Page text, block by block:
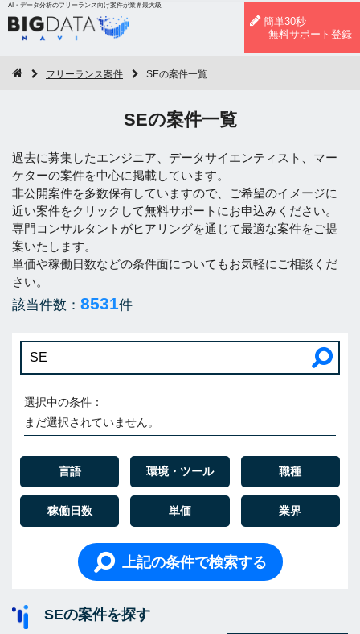
AI・データ分析のフリーランス向け案件が業界最大級
簡単30秒
無料サポート登録
フリーランス案件 SEの案件一覧
SEの案件一覧
過去に募集したエンジニア、データサイエンティスト、マー
ケターの案件を中心に掲載しています。
非公開案件を多数保有していますので、ご希望のイメージに
近い案件をクリックして無料サポートにお申込みください。
専門コンサルタントがヒアリングを通じて最適な案件をご提
案いたします。
単価や稼働日数などの条件面についてもお気軽にご相談くだ
さい。
該当件数： 8531件
選択中の条件：
まだ選択されていません。
言語 環境・ツール 職種
稼働日数 単価 業界
上記の条件で検索する
SEの案件を探す